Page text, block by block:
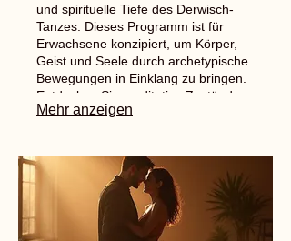
und spirituelle Tiefe des Derwisch-
Tanzes. Dieses Programm ist für
Erwachsene konzipiert, um Körper,
Geist und Seele durch archetypische
Bewegungen in Einklang zu bringen.
Entdecken Sie meditative Zustände
und innere Ruhe.
Mehr anzeigen